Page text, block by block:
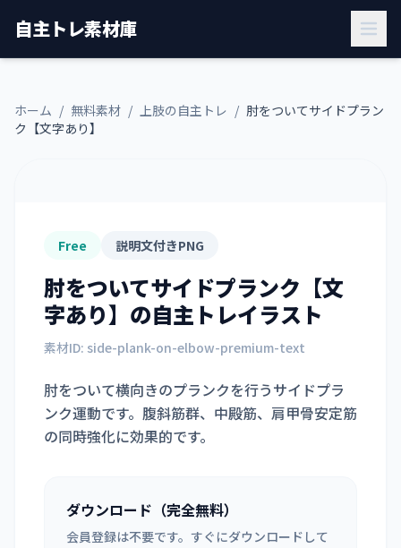
自主トレ素材庫
ホーム / 無料素材 / 上肢の自主トレ / 肘をついてサイドプラン
ク【文字あり】
Free 説明文付きPNG
肘をついてサイドプランク【文
字あり】 の自主トレイラスト
素材ID: side-plank-on-elbow-premium-text
肘をついて横向きのプランクを行うサイドプラ
ンク運動です。腹斜筋群、中殿筋、肩甲骨安定筋
の同時強化に効果的です。
ダウンロード（完全無料）
会員登録は不要です。すぐにダウンロードして